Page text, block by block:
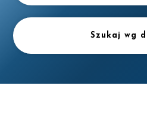
Szukaj wg